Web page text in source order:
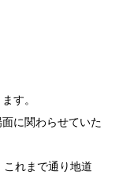
す。
に関わらせていた
れまで通り地道